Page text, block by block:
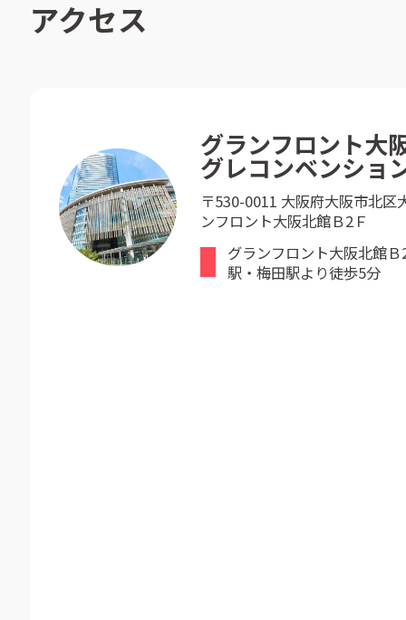
アクセス
グランフロント大
グレコンベンショ
〒530-0011 大阪府大阪市北区
ンフロント大阪北館Ｂ2Ｆ
グランフロント大阪北館
駅・梅田駅より徒歩5分